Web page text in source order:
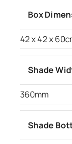
Box
42 x 42 x
Shade
360mm
Shade